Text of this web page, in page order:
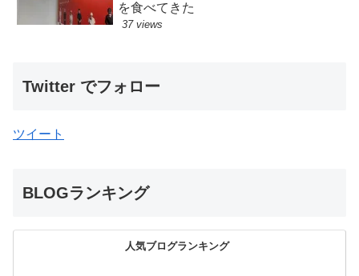
を食べてきた
37 views
Twitter でフォロー
ツイート
BLOGランキング
人気ブログランキング